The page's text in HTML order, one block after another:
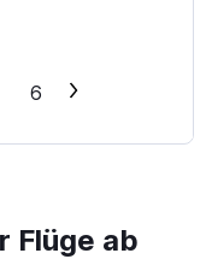
6
Flüge ab